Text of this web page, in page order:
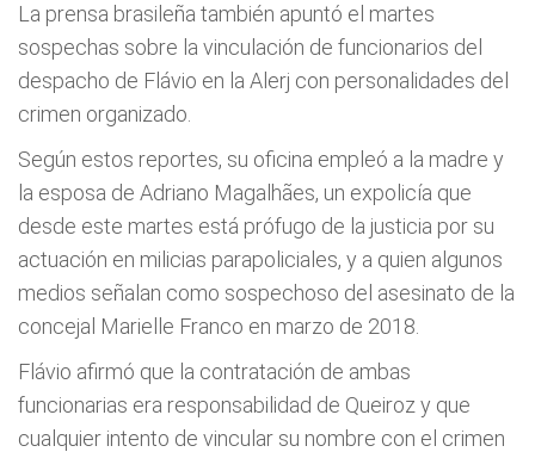
La prensa brasileña también apuntó el martes
sospechas sobre la vinculación de funcionarios del
despacho de Flávio en la Alerj con personalidades del
crimen organizado.
Según estos reportes, su oficina empleó a la madre y
la esposa de Adriano Magalhães, un expolicía que
desde este martes está prófugo de la justicia por su
actuación en milicias parapoliciales, y a quien algunos
medios señalan como sospechoso del asesinato de la
concejal Marielle Franco en marzo de 2018.
Flávio afirmó que la contratación de ambas
funcionarias era responsabilidad de Queiroz y que
cualquier intento de vincular su nombre con el crimen